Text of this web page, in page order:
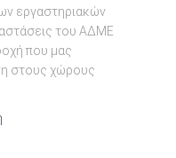
εργαστηριακών
του ΑΔΜΕ
που μας
στους χώρους